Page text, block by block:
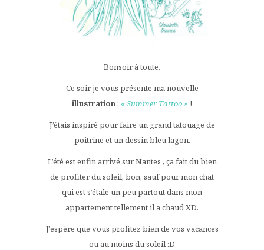
Bonsoir à toute,
Ce soir je vous présente ma nouvelle
illustration : « Summer Tattoo » !
J’étais inspiré pour faire un grand tatouage de
poitrine et un dessin bleu lagon.
L’été est enfin arrivé sur Nantes , ça fait du bien
de profiter du soleil, bon, sauf pour mon chat
qui est s’étale un peu partout dans mon
appartement tellement il a chaud XD.
J’espère que vous profitez bien de vos vacances
ou au moins du soleil :D